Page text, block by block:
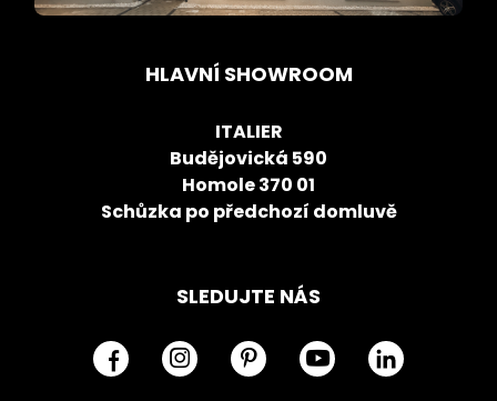
HLAVNÍ SHOWROOM
ITALIER
Budějovická 590
Homole 370 01
Schůzka po předchozí domluvě
SLEDUJTE NÁS